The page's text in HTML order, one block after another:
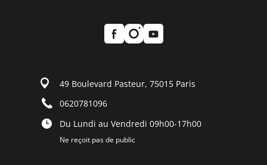
49 Boulevard Pasteur, 75015 Paris
0620781096
Du Lundi au Vendredi 09h00-17h00
Ne reçoit pas de public